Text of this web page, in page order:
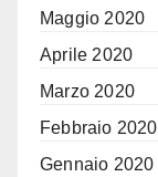
Maggio 2020
Aprile 2020
Marzo 2020
Febbraio 2020
Gennaio 2020